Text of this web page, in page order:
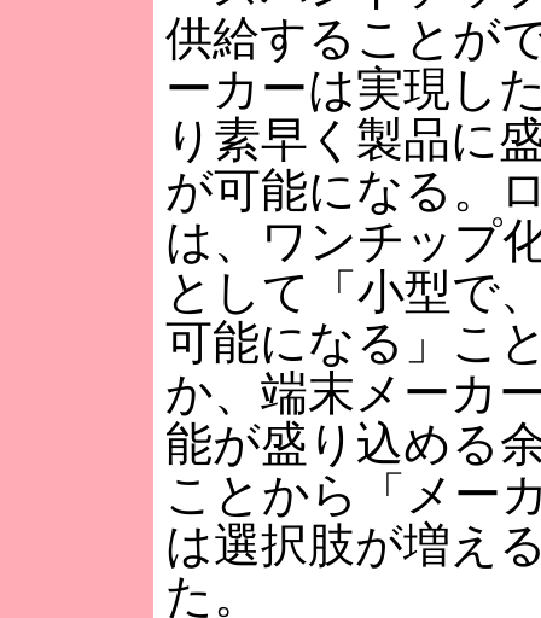
供給することが
ーカーは実現し
り素早く製品に
が可能になる。
は、ワンチップ
として「小型で
可能になる」こ
か、端末メーカ
能が盛り込める
ことから「メー
は選択肢が増え
た。